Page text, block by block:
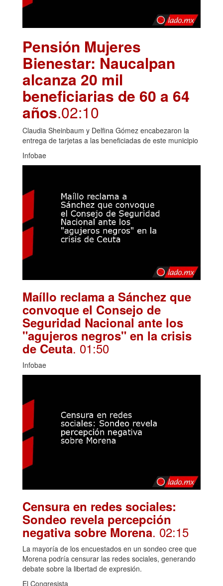
Pensión Mujeres
Bienestar: Naucalpan
alcanza 20 mil
beneficiarias de 60 a 64
años.02:10
Claudia Sheinbaum y Delfina Gómez encabezaron la
entrega de tarjetas a las beneficiadas de este municipio
Infobae
Maíllo reclama a Sánchez que
convoque el Consejo de
Seguridad Nacional ante los
"agujeros negros" en la crisis
de Ceuta. 01:50
Infobae
Censura en redes sociales:
Sondeo revela percepción
negativa sobre Morena. 02:15
La mayoría de los encuestados en un sondeo cree que
Morena podría censurar las redes sociales, generando
debate sobre la libertad de expresión.
El Congresista